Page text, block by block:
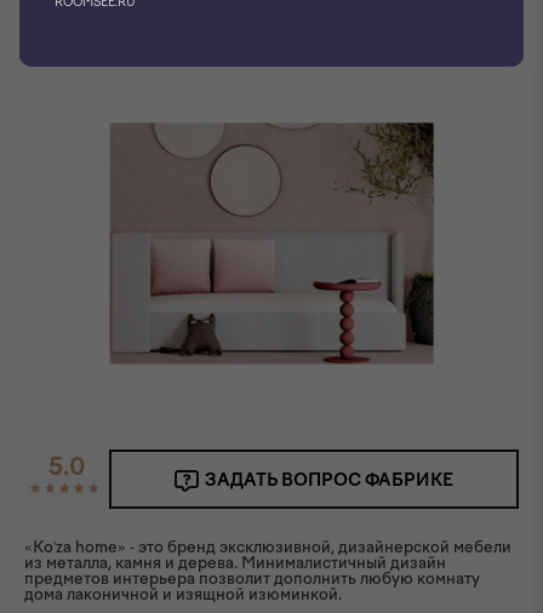
5.0 ЗАДАТЬ ВОПРОС ФАБРИКЕ
«Ko'za home» - это бренд эксклюзивной, дизайнерской мебели
из металла, камня и дерева. Минималистичный дизайн
предметов интерьера позволит дополнить любую комнату
дома лаконичной и изящной изюминкой.